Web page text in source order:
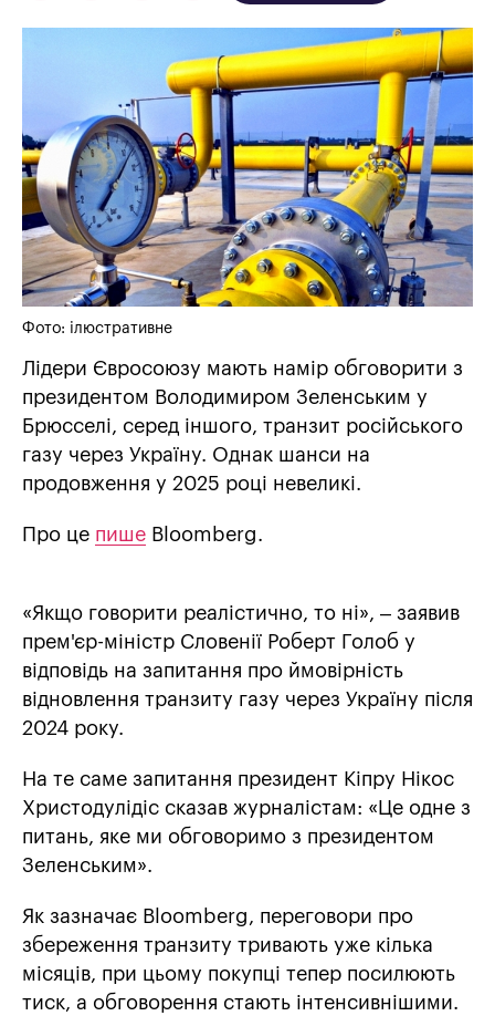
Фото: ілюстративне
Лідери Євросоюзу мають намір обговорити з
президентом Володимиром Зеленським у
Брюсселі, серед іншого, транзит російського
газу через Україну. Однак шанси на
продовження у 2025 році невеликі.
Про це пише Bloomberg.
«Якщо говорити реалістично, то ні», – заявив
прем'єр-міністр Словенії Роберт Голоб у
відповідь на запитання про ймовірність
відновлення транзиту газу через Україну після
2024 року.
На те саме запитання президент Кіпру Нікос
Христодулідіс сказав журналістам: «Це одне з
питань, яке ми обговоримо з президентом
Зеленським».
Як зазначає Bloomberg, переговори про
збереження транзиту тривають уже кілька
місяців, при цьому покупці тепер посилюють
тиск, а обговорення стають інтенсивнішими.